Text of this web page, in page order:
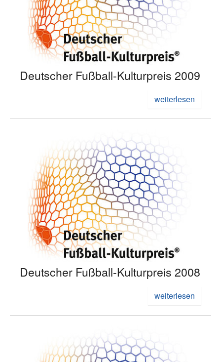
Deutscher Fußball-Kulturpreis 2009
weiterlesen
Deutscher Fußball-Kulturpreis 2008
weiterlesen